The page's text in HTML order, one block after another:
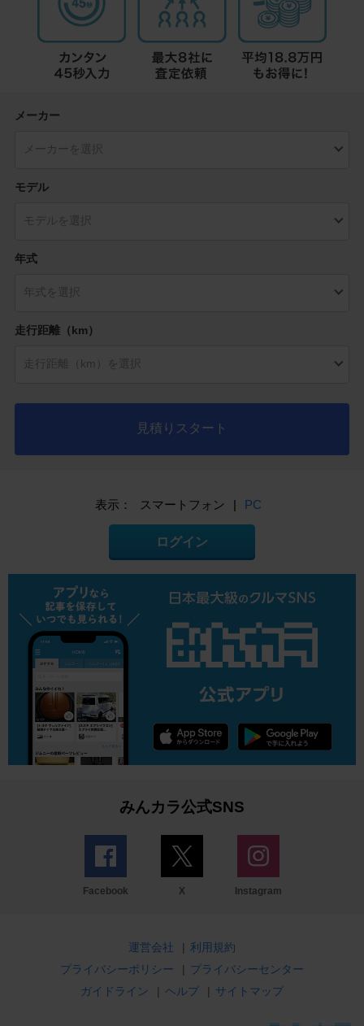
メーカー
モデル
年式
走行距離（km）
見積りスタート
表示： スマートフォン | PC
ログイン
みんカラ公式SNS
Facebook X Instagram
運営会社 | 利用規約
プライバシーポリシー
| プライバシーセンター
ガイドライン
| ヘルプ | サイトマップ